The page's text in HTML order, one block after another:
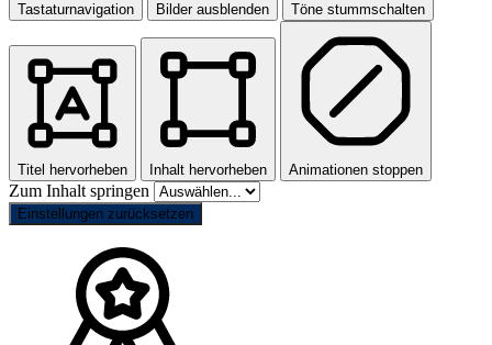
Tastaturnavigation Bilder ausblenden Töne stummschalten
Titel hervorheben Inhalt hervorheben Animationen stoppen
Zum Inhalt springen
Einstellungen zurücksetzen